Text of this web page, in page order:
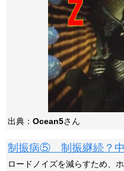
出典： Ocean5さん
制振病⑤ 制振継続？中
ロードノイズを減らすため、